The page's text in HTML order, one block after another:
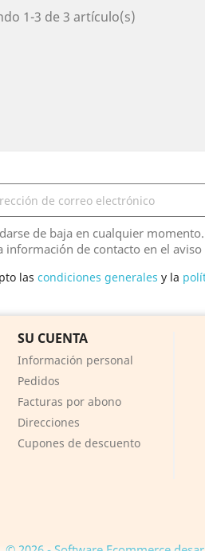
1-3 de 3 artículo(s)
de baja en cualquier
información de contacto en el aviso
las condiciones generales y la
SU CUENTA
Información personal
Pedidos
Facturas por abono
Direcciones
Cupones de descuento